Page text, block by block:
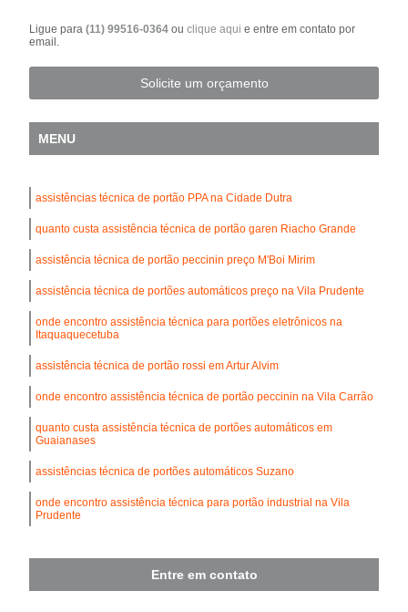
Ligue para(11) 99516-0364ouclique aqui e entre em contato por
email.
Solicite um orçamento
MENU
assistências técnica de portão PPA na Cidade Dutra
quanto custa assistência técnica de portão garen Riacho Grande
assistência técnica de portão peccinin preço M'Boi Mirim
assistência técnica de portões automáticos preço na Vila Prudente
onde encontro assistência técnica para portões eletrônicos na
Itaquaquecetuba
assistência técnica de portão rossi em Artur Alvim
onde encontro assistência técnica de portão peccinin na Vila Carrão
quanto custa assistência técnica de portões automáticos em
Guaianases
assistências técnica de portões automáticos Suzano
onde encontro assistência técnica para portão industrial na Vila
Prudente
Entre em contato